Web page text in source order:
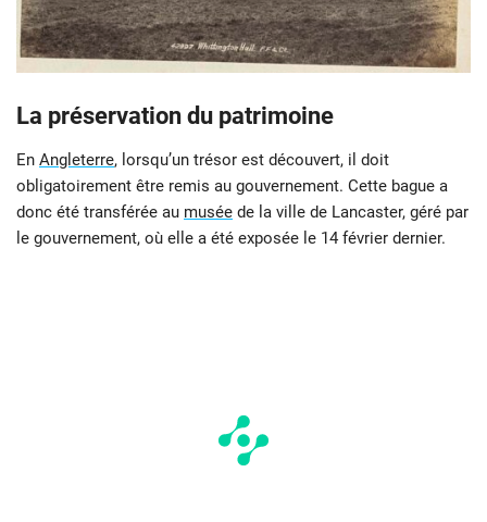
La préservation du patrimoine
En Angleterre, lorsqu’un trésor est découvert, il doit
obligatoirement être remis au gouvernement. Cette bague a
donc été transférée au musée de la ville de Lancaster, géré par
le gouvernement, où elle a été exposée le 14 février dernier.